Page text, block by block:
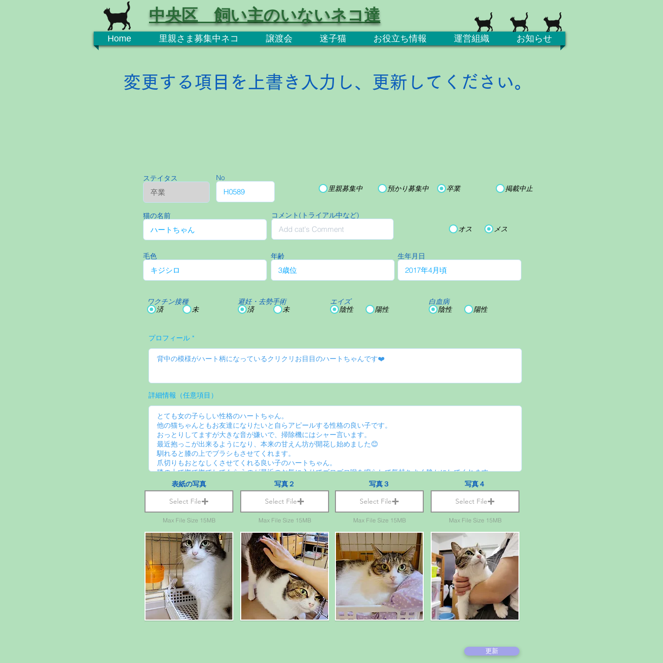
Home 里親さま募集中ネコ 譲渡会 迷子猫 お役立ち情報 運営組織 お知らせ
中央区 飼い主のいないネコ達
変更する項目を上書き入力し、更新してください。
ステイタス No
里親募集中 預かり募集中 卒業 掲載中止
猫の名前 コメント(トライアル中など)
オス メス
毛色 年齢 生年月日
ワクチン接種
済
未
避妊・去勢手術
済
未
エイズ
陰性
陽性
白血病
陰性
陽性
プロフィール
詳細情報（任意項目）
表紙の写真
Select File
Max File Size 15MB
写真２
Select File
Max File Size 15MB
写真３
Select File
Max File Size 15MB
写真４
Select File
Max File Size 15MB
更新